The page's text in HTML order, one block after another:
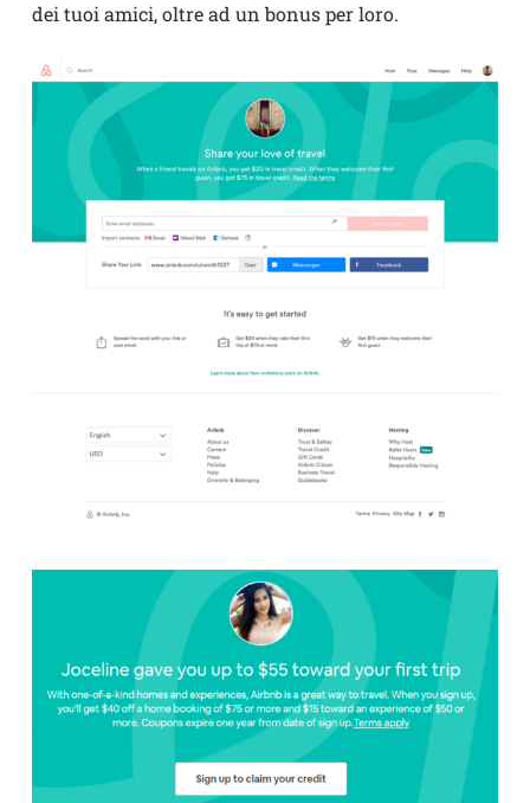
dei tuoi amici, oltre ad un bonus per loro.